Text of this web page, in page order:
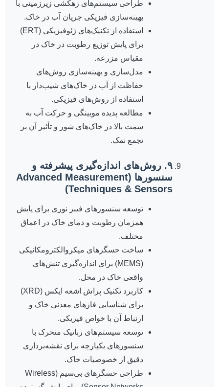
طراحی سیستم‌های زهکشی زیرزمینی با
بهینه‌سازی فیزیکی جریان آب در خاک.
استفاده از تکنیک‌های ژئوفیزیکی (ERT)
برای پایش توزیع رطوبت در خاک در
مقیاس مزرعه.
مدل‌سازی و بهینه‌سازی روش‌های
حفاظت از آب در خاک‌های شیب‌دار با
استفاده از روش‌های فیزیکی.
مطالعه پدیده مویینگی و حرکت آب به
سمت بالا در خاک‌های شور و تأثیر آن بر
تجمع نمک.
۹. روش‌های اندازه‌گیری پیشرفته و
سنسورها (Advanced Measurement
Techniques & Sensors)
توسعه سنسورهای فیبر نوری برای پایش
همزمان رطوبت و دمای خاک در اعماق
مختلف.
ساخت حسگرهای میکروالکترومکانیکی
(MEMS) برای اندازه‌گیری تنش‌های
واقعی خاک در محل.
کاربرد تکنیک پراش اشعه ایکس (XRD)
برای شناسایی فازهای معدنی خاک و
ارتباط آن با خواص فیزیکی.
توسعه سیستم‌های رباتیک متحرک با
سنسورهای یکپارچه برای نقشه‌برداری
دقیق از خصوصیات خاک.
طراحی حسگرهای بی‌سیم (Wireless